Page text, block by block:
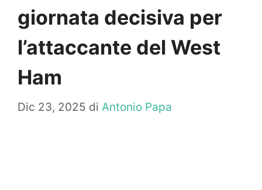
giornata decisiva per
l’attaccante del West
Ham
Dic 23, 2025 di Antonio Papa